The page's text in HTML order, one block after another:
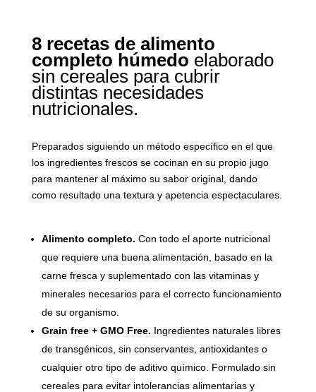
8 recetas de alimento
completo húmedo elaborado
sin cereales para cubrir
distintas necesidades
nutricionales.
Preparados siguiendo un método específico en el que
los ingredientes frescos se cocinan en su propio jugo
para mantener al máximo su sabor original, dando
como resultado una textura y apetencia espectaculares.
Alimento completo. Con todo el aporte nutricional
que requiere una buena alimentación, basado en la
carne fresca y suplementado con las vitaminas y
minerales necesarios para el correcto funcionamiento
de su organismo.
Grain free + GMO Free. Ingredientes naturales libres
de transgénicos, sin conservantes, antioxidantes o
cualquier otro tipo de aditivo químico. Formulado sin
cereales para evitar intolerancias alimentarias y